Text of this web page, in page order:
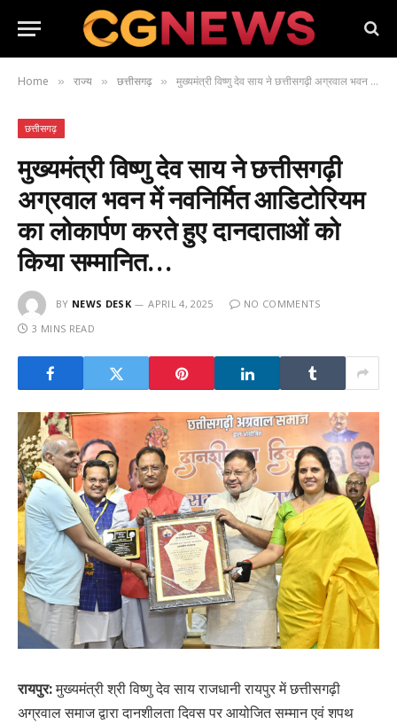
Home » राज्य » छत्तीसगढ़ » मुख्यमंत्री विष्णु देव साय ने छत्तीसगढ़ी अग्रवाल भवन में नवनिर्मित आडिटोरियम का लोकार्पण करते हुए दानदाताओं को किया सम्मानित…
छत्तीसगढ़
मुख्यमंत्री विष्णु देव साय ने छत्तीसगढ़ी
अग्रवाल भवन में नवनिर्मित आडिटोरियम
का लोकार्पण करते हुए दानदाताओं को
किया सम्मानित…
BY NEWS DESK APRIL 4, 2025
NO COMMENTS
3 MINS READ
रायपुर:मुख्यमंत्री श्री विष्णु देव साय राजधानी रायपुर में छत्तीसगढ़ी
अग्रवाल समाज द्वारा दानशीलता दिवस पर आयोजित सम्मान एवं शपथ